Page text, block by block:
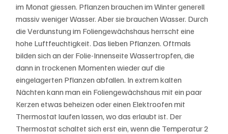
im Monat giessen. Pflanzen brauchen im Winter generell
massiv weniger Wasser. Aber sie brauchen Wasser. Durch
die Verdunstung im Foliengewächshaus herrscht eine
hohe Luftfeuchtigkeit. Das lieben Pflanzen. Oftmals
bilden sich an der Folie-Innenseite Wassertropfen, die
dann in trockenen Momenten wieder auf die
eingelagerten Pflanzen abfallen. In extrem kalten
Nächten kann man ein Foliengewächshaus mit ein paar
Kerzen etwas beheizen oder einen Elektroofen mit
Thermostat laufen lassen, wo das erlaubt ist. Der
Thermostat schaltet sich erst ein, wenn die Temperatur 2